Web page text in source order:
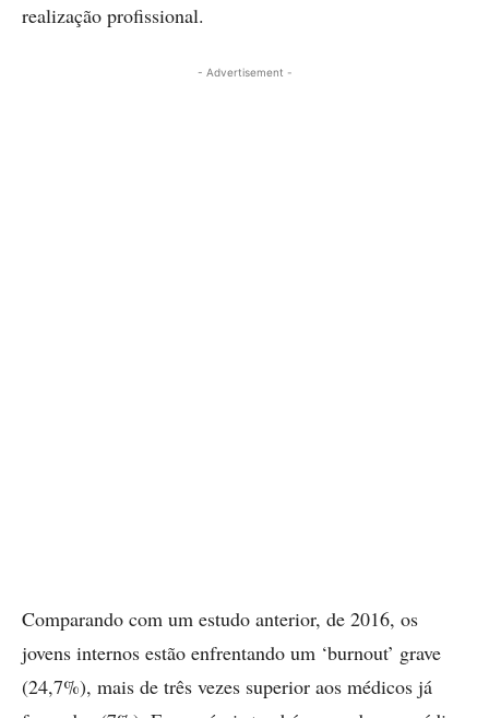
realização profissional.
- Advertisement -
Comparando com um estudo anterior, de 2016, os
jovens internos estão enfrentando um ‘burnout’ grave
(24,7%), mais de três vezes superior aos médicos já